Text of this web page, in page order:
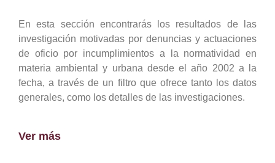
En esta sección encontrarás los resultados de las
investigación motivadas por denuncias y actuaciones
de oficio por incumplimientos a la normatividad en
materia ambiental y urbana desde el año 2002 a la
fecha, a través de un filtro que ofrece tanto los datos
generales, como los detalles de las investigaciones.
Ver más